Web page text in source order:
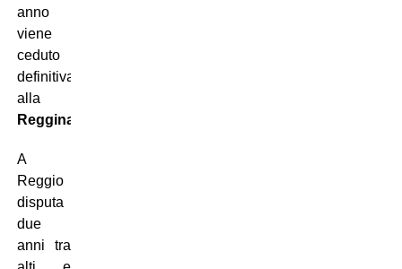
anno
viene
ceduto
definitivamente
alla
Reggina
A
Reggio
disputa
due
anni tra